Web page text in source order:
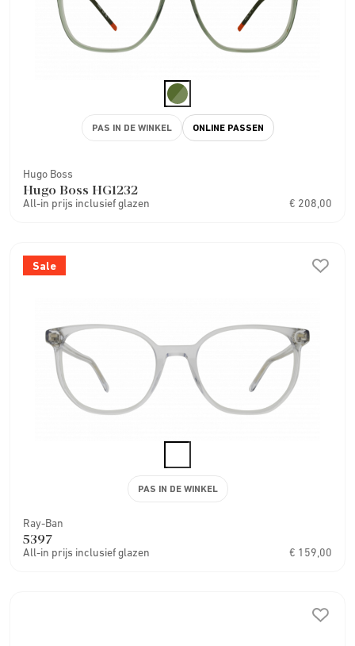
Hugo Boss
Hugo Boss HG1232
All-in prijs inclusief glazen € 208,00
PAS IN DE WINKEL ONLINE PASSEN
Sale
Ray-Ban
5397
All-in prijs inclusief glazen € 159,00
PAS IN DE WINKEL